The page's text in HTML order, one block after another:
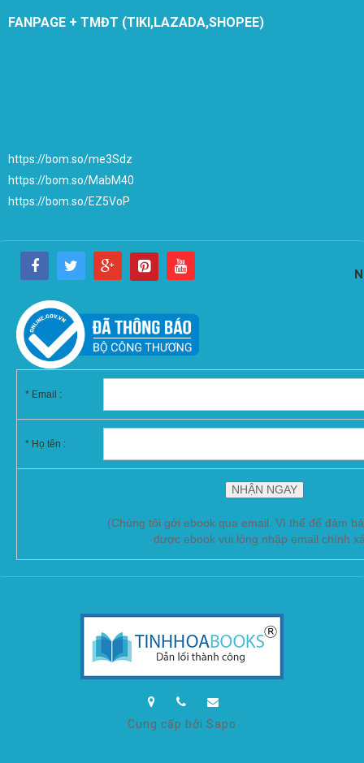
FANPAGE + TMĐT (TIKI,LAZADA,SHOPEE)
https://bom.so/me3Sdz
https://bom.so/MabM40
https://bom.so/EZ5VoP
* Email :
* Họ tên :
(Chúng tôi gởi ebook qua email. Vì thế để đảm
được ebook vui lòng nhập email chính
Cung cấp bởi Sapo